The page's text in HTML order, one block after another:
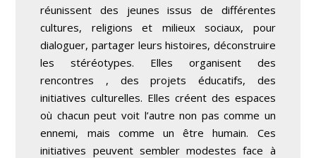
réunissent des jeunes issus de différentes
cultures, religions et milieux sociaux, pour
dialoguer, partager leurs histoires, déconstruire
les stéréotypes. Elles organisent des
rencontres , des projets éducatifs, des
initiatives culturelles. Elles créent des espaces
où chacun peut voit l’autre non pas comme un
ennemi, mais comme un être humain. Ces
initiatives peuvent sembler modestes face à